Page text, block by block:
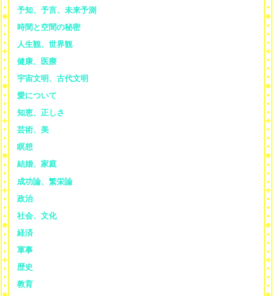
予知、予言、未来予測
時間と空間の秘密
人生観、世界観
健康、医療
宇宙文明、古代文明
愛について
知恵、正しさ
芸術、美
瞑想
結婚、家庭
成功論、繁栄論
政治
社会、文化
経済
軍事
歴史
教育